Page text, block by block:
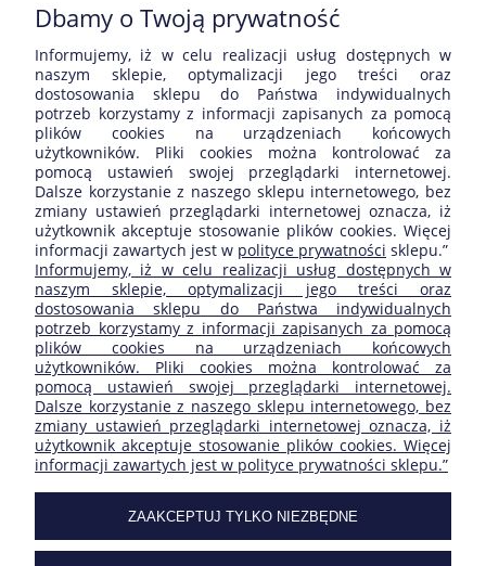
45,00 zł
Dostępność:
Wysyłka w: 24 H
« 1 2 »
ZAKUPY
POMOC
MOJE KONTO
INFORMACJE
SKLEP FIRMY:
Dbamy o Twoją prywatność
Informujemy, iż w celu realizacji usług dostępnych w
naszym sklepie, optymalizacji jego treści oraz
dostosowania sklepu do Państwa indywidualnych
potrzeb korzystamy z informacji zapisanych za pomocą
plików cookies na urządzeniach końcowych
użytkowników. Pliki cookies można kontrolować za
pomocą ustawień swojej przeglądarki internetowej.
Dalsze korzystanie z naszego sklepu internetowego, bez
zmiany ustawień przeglądarki internetowej oznacza, iż
użytkownik akceptuje stosowanie plików cookies. Więcej
informacji zawartych jest w polityce prywatności sklepu.”
Informujemy, iż w celu realizacji usług dostępnych w
naszym sklepie, optymalizacji jego treści oraz
dostosowania sklepu do Państwa indywidualnych
potrzeb korzystamy z informacji zapisanych za pomocą
plików cookies na urządzeniach końcowych
użytkowników. Pliki cookies można kontrolować za
pomocą ustawień swojej przeglądarki internetowej.
Dalsze korzystanie z naszego sklepu internetowego, bez
zmiany ustawień przeglądarki internetowej oznacza, iż
użytkownik akceptuje stosowanie plików cookies. Więcej
informacji zawartych jest w polityce prywatności sklepu.”
ZAAKCEPTUJ TYLKO NIEZBĘDNE